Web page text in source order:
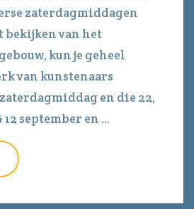
zaterdagmiddagen
bekijken van het
kun je geheel
van kunstenaars
en die 22,
12 september en ...